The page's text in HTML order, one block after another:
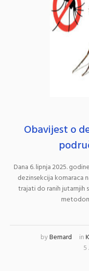
Obavijest o
Dana 6. lipnja 2025.
dezinsekcija komaraca
trajati do ranih jutarnjih
byBernard in